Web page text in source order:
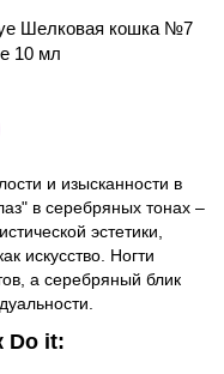
Шелковая кошка №7
10 мл
и изысканности в
в серебряных тонах –
эстетики,
искусство. Ногти
а серебряный блик
Do it: